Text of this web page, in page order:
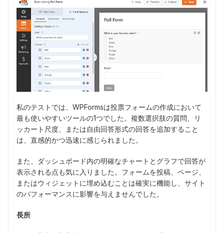
私のテストでは、WPFormsは投票フォームの作成において
最も使いやすいツールの1つでした。複数選択肢の質問、リ
ッカート尺度、または自由回答形式の回答を追加すること
は、直感的かつ迅速に感じられました。
また、ダッシュボード内の明確なチャートとグラフで回答が
表示される点も気に入りました。フォームを投稿、ページ、
またはウィジェットに埋め込むことは確実に機能し、サイト
のパフォーマンスに影響を与えませんでした。
長所